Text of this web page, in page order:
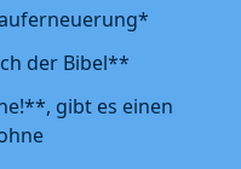
der Bibel**
gibt es einen